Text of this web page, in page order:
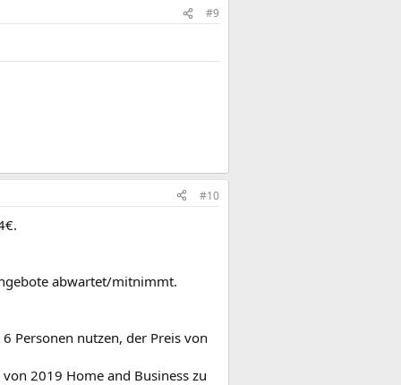
#9
#10
abwartet/mitnimmt.
Personen nutzen, der Preis von
2019 Home and Business zu